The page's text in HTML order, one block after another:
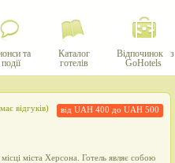
та
події
Каталог
готелів
Відпочинок з
GoHotels
відгуків) від UAH 400 до UAH 500
міста Херсона. Готель являє собою